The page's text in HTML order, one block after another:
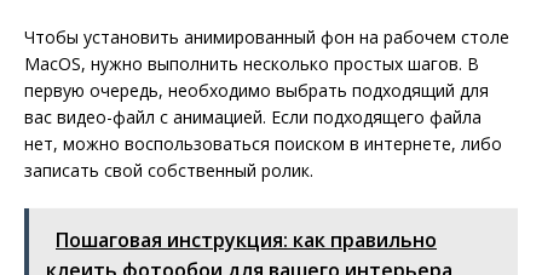
Чтобы установить анимированный фон на рабочем столе
MacOS, нужно выполнить несколько простых шагов. В
первую очередь, необходимо выбрать подходящий для
вас видео-файл с анимацией. Если подходящего файла
нет, можно воспользоваться поиском в интернете, либо
записать свой собственный ролик.
Пошаговая инструкция: как правильно